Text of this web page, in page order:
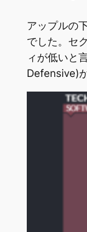
アップルの
でした。セ
ィが低いと
Defensive)